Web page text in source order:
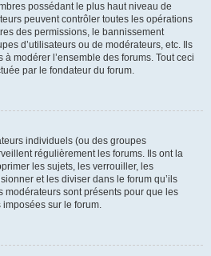
possédant le plus haut niveau de
peuvent contrôler toutes les opérations
des permissions, le bannissement
d’utilisateurs ou de modérateurs, etc. Ils
modérer l’ensemble des forums. Tout ceci
par le fondateur du forum.
individuels (ou des groupes
régulièrement les forums. Ils ont la
les sujets, les verrouiller, les
et les diviser dans le forum qu’ils
modérateurs sont présents pour que les
sur le forum.